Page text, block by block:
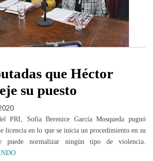
que Héctor
su puesto
PRI, Sofía Berenice García Mosqueda pugnó
licencia en lo que se inicia un procedimiento en su
puede normalizar ningún tipo de violencia.